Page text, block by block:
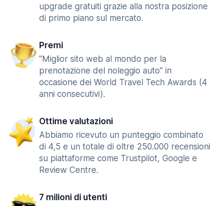
upgrade gratuiti grazie alla nostra posizione
di primo piano sul mercato.
Premi
"Miglior sito web al mondo per la
prenotazione del noleggio auto" in
occasione dei World Travel Tech Awards (4
anni consecutivi).
Ottime valutazioni
Abbiamo ricevuto un punteggio combinato
di 4,5 e un totale di oltre 250.000 recensioni
su piattaforme come Trustpilot, Google e
Review Centre.
7 milioni di utenti